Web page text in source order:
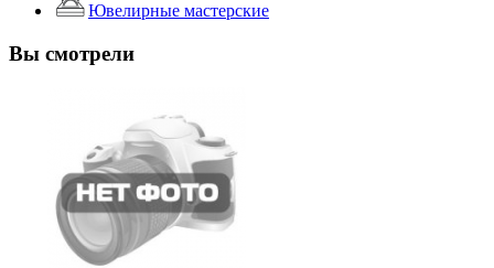
Ювелирные мастерские
Вы смотрели